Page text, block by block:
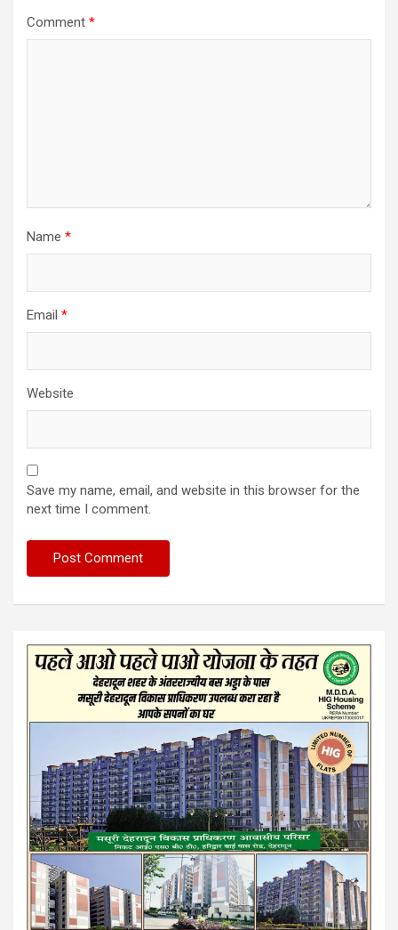
Comment *
Name *
Email *
Website
Save my name, email, and website in this browser for the
next time I comment.